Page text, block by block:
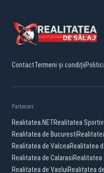
ContactTermeni și condiții
Parteneri:
Realitatea.NETRealitatea
Realitatea de Bucuresti
Realitatea de ValceaRealitatea
Realitatea de CalarasiRealitatea
Realitatea de VasluiRealitatea